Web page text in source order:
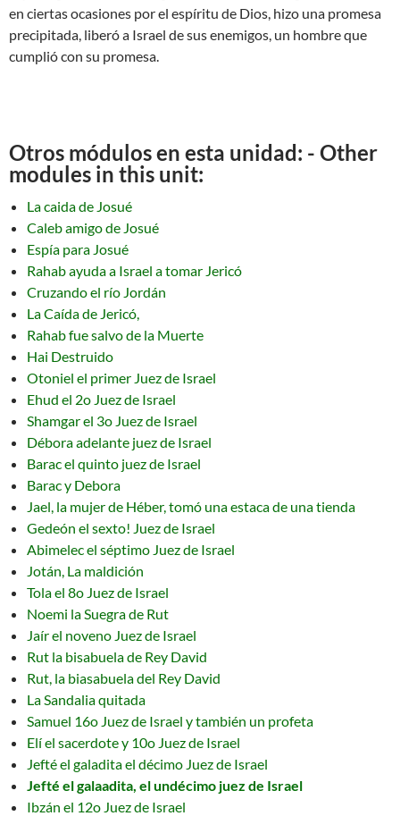
en ciertas ocasiones por el espíritu de Dios, hizo una promesa
precipitada, liberó a Israel de sus enemigos, un hombre que
cumplió con su promesa.
Otros módulos en esta unidad: - Other
modules in this unit:
La caida de Josué
Caleb amigo de Josué
Espía para Josué
Rahab ayuda a Israel a tomar Jericó
Cruzando el río Jordán
La Caída de Jericó,
Rahab fue salvo de la Muerte
Hai Destruido
Otoniel el primer Juez de Israel
Ehud el 2o Juez de Israel
Shamgar el 3o Juez de Israel
Débora adelante juez de Israel
Barac el quinto juez de Israel
Barac y Debora
Jael, la mujer de Héber, tomó una estaca de una tienda
Gedeón el sexto! Juez de Israel
Abimelec el séptimo Juez de Israel
Jotán, La maldición
Tola el 8o Juez de Israel
Noemi la Suegra de Rut
Jaír el noveno Juez de Israel
Rut la bisabuela de Rey David
Rut, la biasabuela del Rey David
La Sandalia quitada
Samuel 16o Juez de Israel y también un profeta
Elí el sacerdote y 10o Juez de Israel
Jefté el galadita el décimo Juez de Israel
Jefté el galaadita, el undécimo juez de Israel
Ibzán el 12o Juez de Israel